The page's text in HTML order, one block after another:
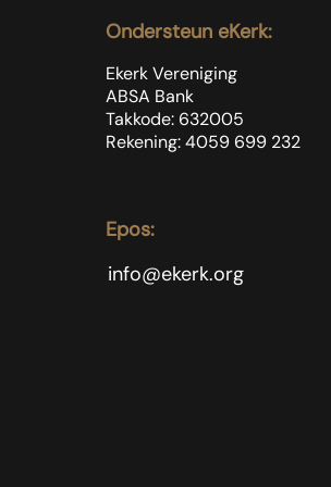
Ondersteun eKerk:
Ekerk Vereniging
ABSA Bank
Takkode: 632005
Rekening: 4059 699 232
Epos:
info@ekerk.org